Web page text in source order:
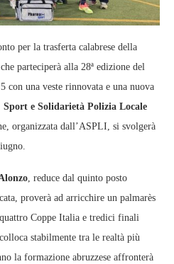
per la trasferta calabrese della
parteciperà alla 28ª edizione del
con una veste rinnovata e una nuova
Sport e Solidarietà Polizia Locale
organizzata dall’ASPLI, si svolgerà
, reduce dal quinto posto
proverà ad arricchire un palmarès
Coppe Italia e tredici finali
stabilmente tra le realtà più
la formazione abruzzese affronterà